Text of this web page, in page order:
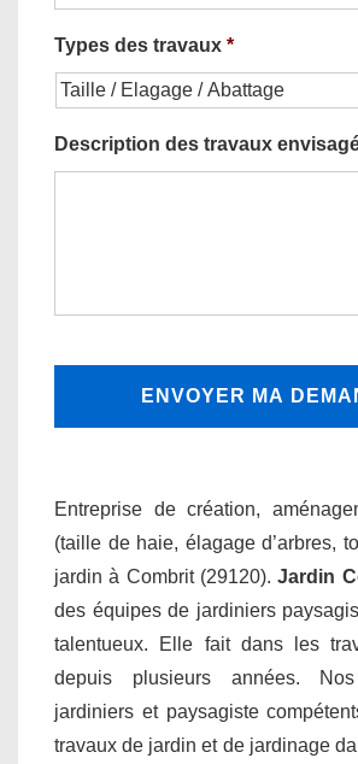
Types des travaux *
Description des travaux
Entreprise de création,
(taille de haie, élagage d’arbres,
jardin à Combrit (29120).Jardin
des équipes de jardiniers
talentueux. Elle fait dans les
depuis plusieurs années.
jardiniers et paysagiste
travaux de jardin et de jardinage